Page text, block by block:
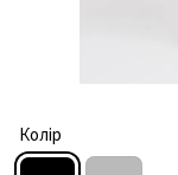
Колір